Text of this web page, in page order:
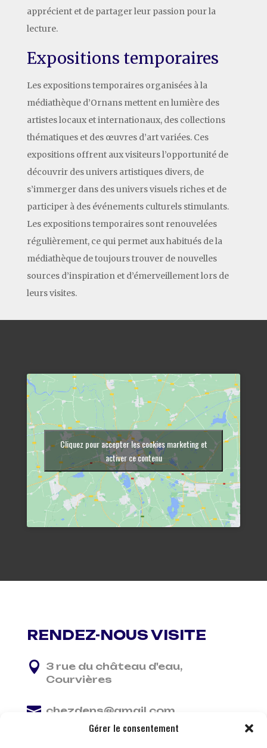
Gérer le consentement
apprécient et de partager leur passion pour la
lecture.
Expositions temporaires
Les expositions temporaires organisées à la
médiathèque d’Ornans mettent en lumière des
artistes locaux et internationaux, des collections
thématiques et des œuvres d’art variées. Ces
expositions offrent aux visiteurs l’opportunité de
découvrir des univers artistiques divers, de
s’immerger dans des univers visuels riches et de
participer à des événements culturels stimulants.
Les expositions temporaires sont renouvelées
régulièrement, ce qui permet aux habitués de la
médiathèque de toujours trouver de nouvelles
sources d’inspiration et d’émerveillement lors de
leurs visites.
Cliquez pour accepter les cookies marketing et
activer ce contenu
RENDEZ-NOUS VISITE
 3 rue du château d'eau,
Courvières
 chezdens@gmail.com